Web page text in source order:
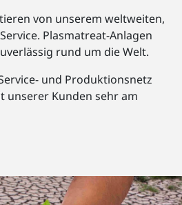
von unserem weltweiten,
Plasmatreat-Anlagen
rund um die Welt.
und Produktionsnetz
unserer Kunden sehr am